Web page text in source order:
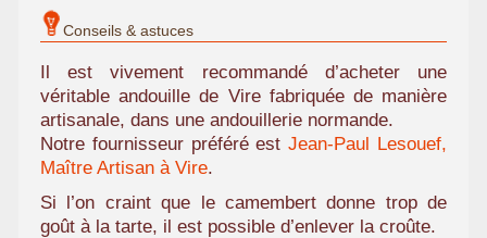
Conseils & astuces
Il est vivement recommandé d’acheter une
véritable andouille de Vire fabriquée de manière
artisanale, dans une andouillerie normande.
Notre fournisseur préféré estJean-Paul Lesouef,
Maître Artisan à Vire.
Si l’on craint que le camembert donne trop de
goût à la tarte, il est possible d’enlever la croûte.